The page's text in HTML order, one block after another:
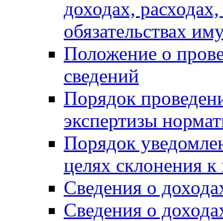
доходах,
обязательствах
Положение о
сведений
Порядок
экспертизы
Порядок
целях склонения
Сведения о
Сведения о